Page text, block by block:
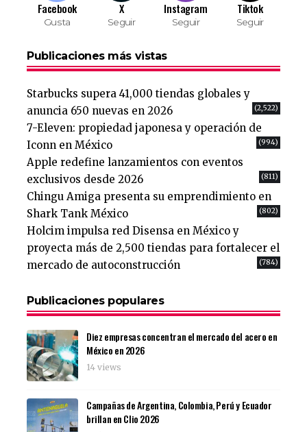
Facebook
Gusta
X
Seguir
Instagram
Seguir
Tiktok
Seguir
Publicaciones más vistas
Starbucks supera 41,000 tiendas globales y
anuncia 650 nuevas en 2026
(2,522)
7-Eleven: propiedad japonesa y operación de
Iconn en México
(994)
Apple redefine lanzamientos con eventos
exclusivos desde 2026
(811)
Chingu Amiga presenta su emprendimiento en
Shark Tank México
(802)
Holcim impulsa red Disensa en México y
proyecta más de 2,500 tiendas para fortalecer el
mercado de autoconstrucción
(784)
Publicaciones populares
Diez empresas concentran el mercado del acero en
México en 2026
14 views
Campañas de Argentina, Colombia, Perú y Ecuador
brillan en Clio 2026